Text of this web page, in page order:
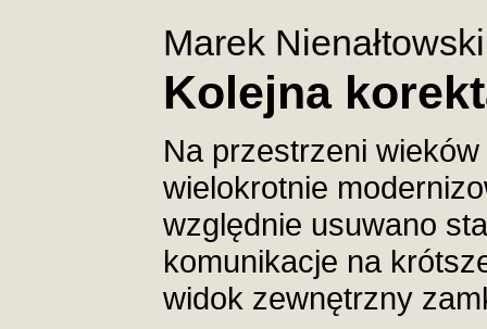
Marek Nienałtowski
Kolejna
Na przestrzeni
wielokrotnie
względnie usuwano
komunikacje na
widok zewnętrzny